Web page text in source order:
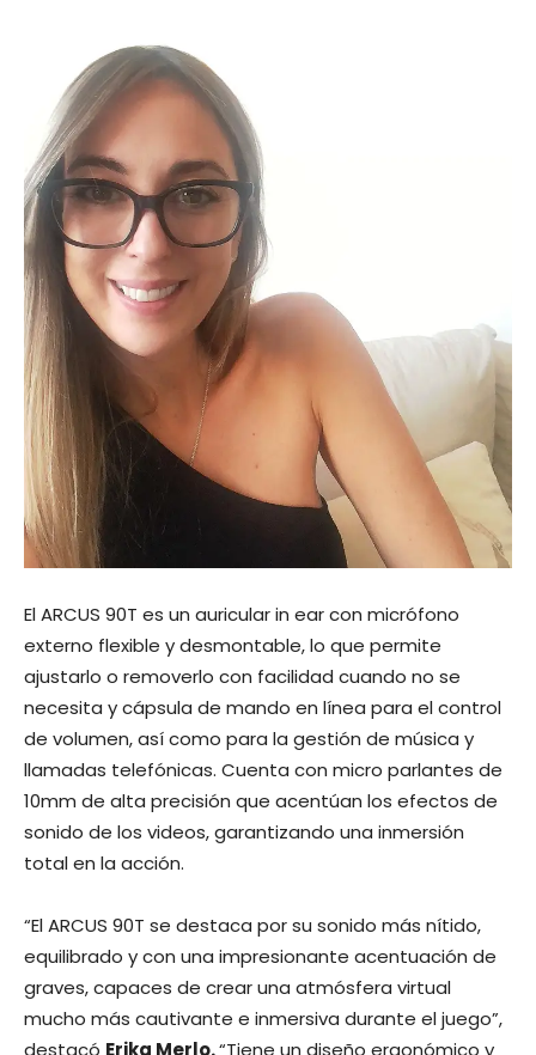
El ARCUS 90T es un auricular in ear con micrófono
externo flexible y desmontable, lo que permite
ajustarlo o removerlo con facilidad cuando no se
necesita y cápsula de mando en línea para el control
de volumen, así como para la gestión de música y
llamadas telefónicas. Cuenta con micro parlantes de
10mm de alta precisión que acentúan los efectos de
sonido de los videos, garantizando una inmersión
total en la acción.
“El ARCUS 90T se destaca por su sonido más nítido,
equilibrado y con una impresionante acentuación de
graves, capaces de crear una atmósfera virtual
mucho más cautivante e inmersiva durante el juego”,
destacó Erika Merlo.“Tiene un diseño ergonómico y